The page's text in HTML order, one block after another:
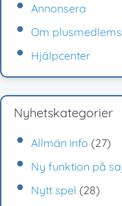
Annonsera
Om
Hjälpcenter
Nyhetskategorier
Allmän info (27)
Ny funktion på
Nytt spel (28)